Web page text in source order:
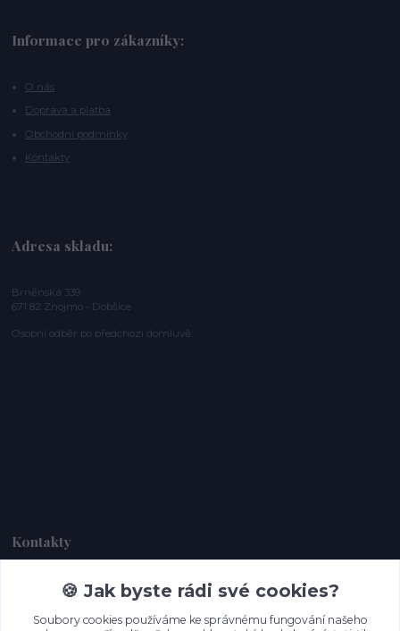
Informace pro zákazníky:
O nás
Doprava a platba
Obchodní podmínky
Kontakty
Adresa skladu:
Brněnská 339
671 82 Znojmo - Dobšice
Osobní odběr po předchozí domluvě.
Kontakty
Dagmar Handlová
+420 734 380 930
(Po-Ne, 8-20 hod.)
🍪 Jak byste rádi své cookies?
Soubory cookies používáme ke správnému fungování našeho